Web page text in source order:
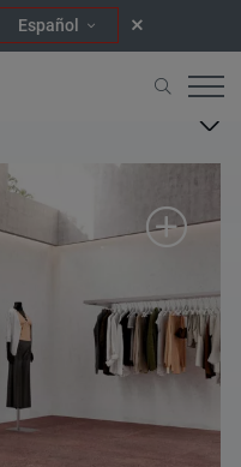
Español